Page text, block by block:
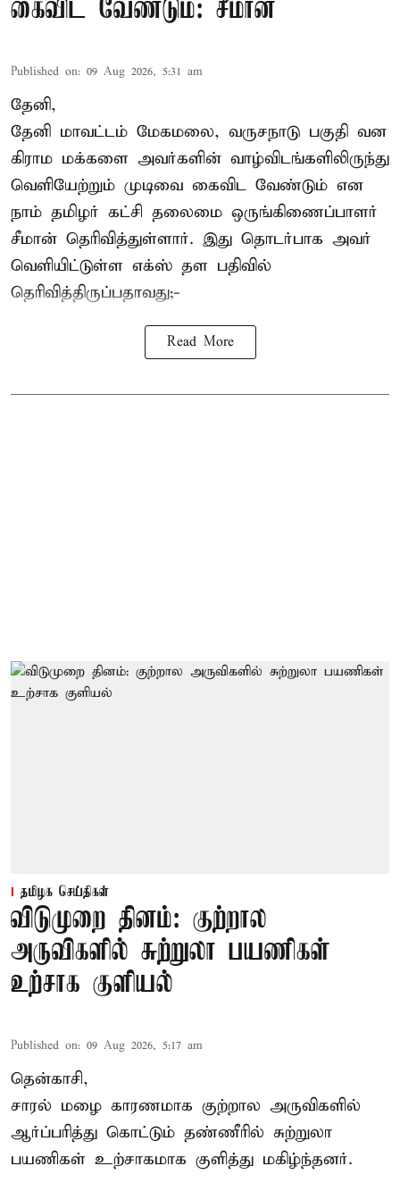
கைவிட வேண்டும்: சீமான்
Published on: 09 Aug 2026, 5:31 am
தேனி,
தேனி மாவட்டம் மேகமலை, வருசநாடு பகுதி வன
கிராம மக்களை அவர்களின் வாழ்விடங்களிலிருந்து
வெளியேற்றும் முடிவை கைவிட வேண்டும் என
நாம் தமிழர் கட்சி தலைமை ஒருங்கிணைப்பாளர்
சீமான் தெரிவித்துள்ளார். இது தொடர்பாக அவர்
வெளியிட்டுள்ள எக்ஸ் தள பதிவில்
தெரிவித்திருப்பதாவது;-
Read More
தமிழக செய்திகள்
விடுமுறை தினம்: குற்றால
அருவிகளில் சுற்றுலா பயணிகள்
உற்சாக குளியல்
Published on: 09 Aug 2026, 5:17 am
தென்காசி,
சாரல் மழை காரணமாக குற்றால அருவிகளில்
ஆர்ப்பரித்து கொட்டும் தண்ணீரில் சுற்றுலா
பயணிகள் உற்சாகமாக குளித்து மகிழ்ந்தனர்.